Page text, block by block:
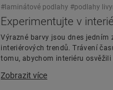
Experimentujte v
Výrazné barvy jsou dnes jedním
interiérových trendů. Trávení
tomu, abychom interiéru
zajít? Přečtěte si naše tipy, jak
Zobrazit více
#laminátové podlahy #podlahy